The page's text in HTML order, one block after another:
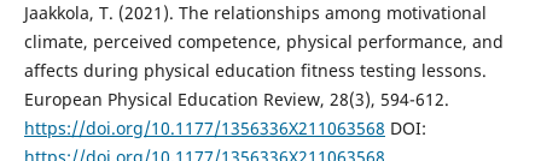
Jaakkola, T. (2021). The relationships among motivational
climate, perceived competence, physical performance, and
affects during physical education fitness testing lessons.
European Physical Education Review, 28(3), 594-612.
https://doi.org/10.1177/1356336X211063568 DOI: